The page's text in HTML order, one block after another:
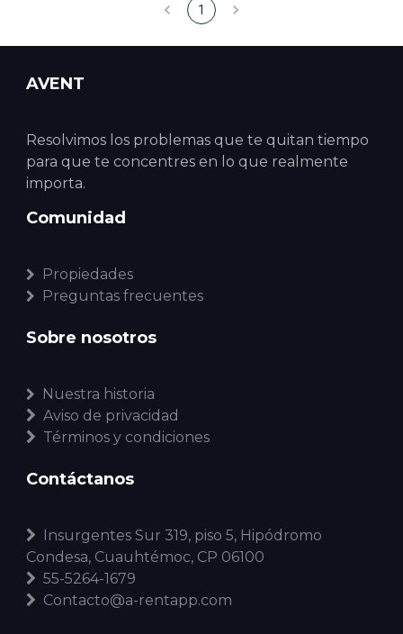
1
AVENT
Resolvimos los problemas que te quitan tiempo
para que te concentres en lo que realmente
importa.
Comunidad
Propiedades
Preguntas frecuentes
Sobre nosotros
Nuestra historia
Aviso de privacidad
Términos y condiciones
Contáctanos
Insurgentes Sur 319, piso 5, Hipódromo
Condesa, Cuauhtémoc, CP 06100
55-5264-1679
Contacto@a-rentapp.com